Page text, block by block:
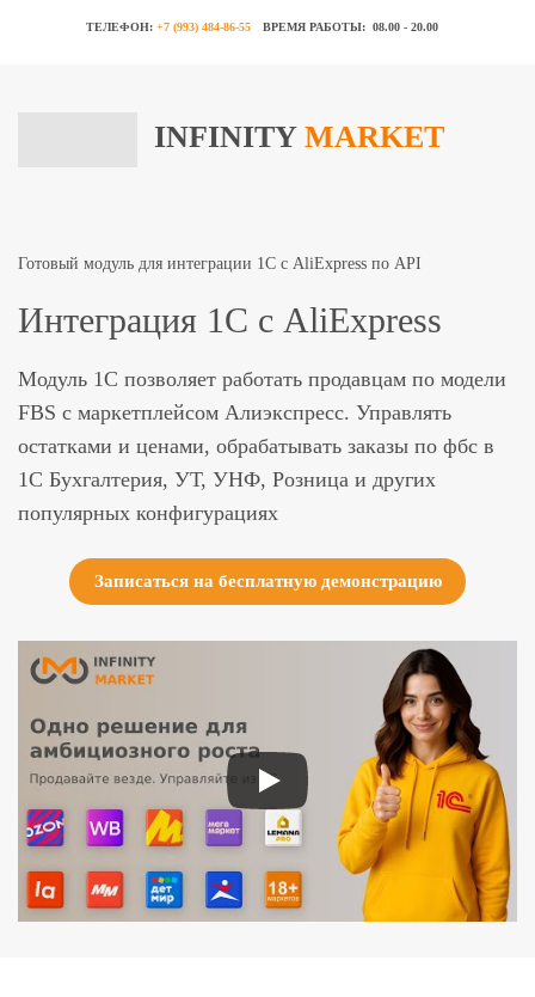
ТЕЛЕФОН: +7 (993) 484-86-55 ВРЕМЯ РАБОТЫ: 08.00 - 20.00
INFINITY MARKET
Готовый модуль для интеграции 1C с AliExpress по API
Интеграция 1С с AliExpress
Модуль 1С позволяет работать продавцам по модели
FBS с маркетплейсом Алиэкспресс. Управлять
остатками и ценами, обрабатывать заказы по фбс в
1С Бухгалтерия, УТ, УНФ, Розница и других
популярных конфигурациях
Записаться на бесплатную демонстрацию